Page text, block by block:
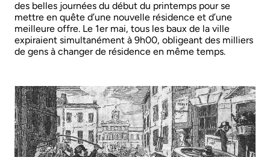
des belles journées du début du printemps pour se
mettre en quête d’une nouvelle résidence et d’une
meilleure offre. Le 1er mai, tous les baux de la ville
expiraient simultanément à 9h00, obligeant des milliers
de gens à changer de résidence en même temps.